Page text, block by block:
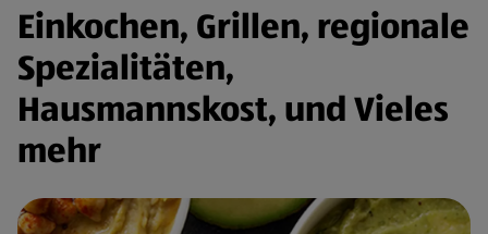
Einkochen, Grillen, regionale
Spezialitäten,
Hausmannskost, und Vieles
mehr